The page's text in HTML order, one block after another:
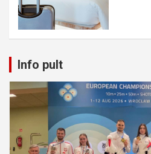
Info pult